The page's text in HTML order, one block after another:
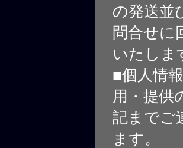
の発送並
問合せに
いたしま
■個人情
用・提供
記までご
ます。